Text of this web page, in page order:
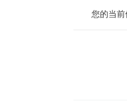
交易规则
合约细则
开户专区
基础知识
公司简介
您的当前